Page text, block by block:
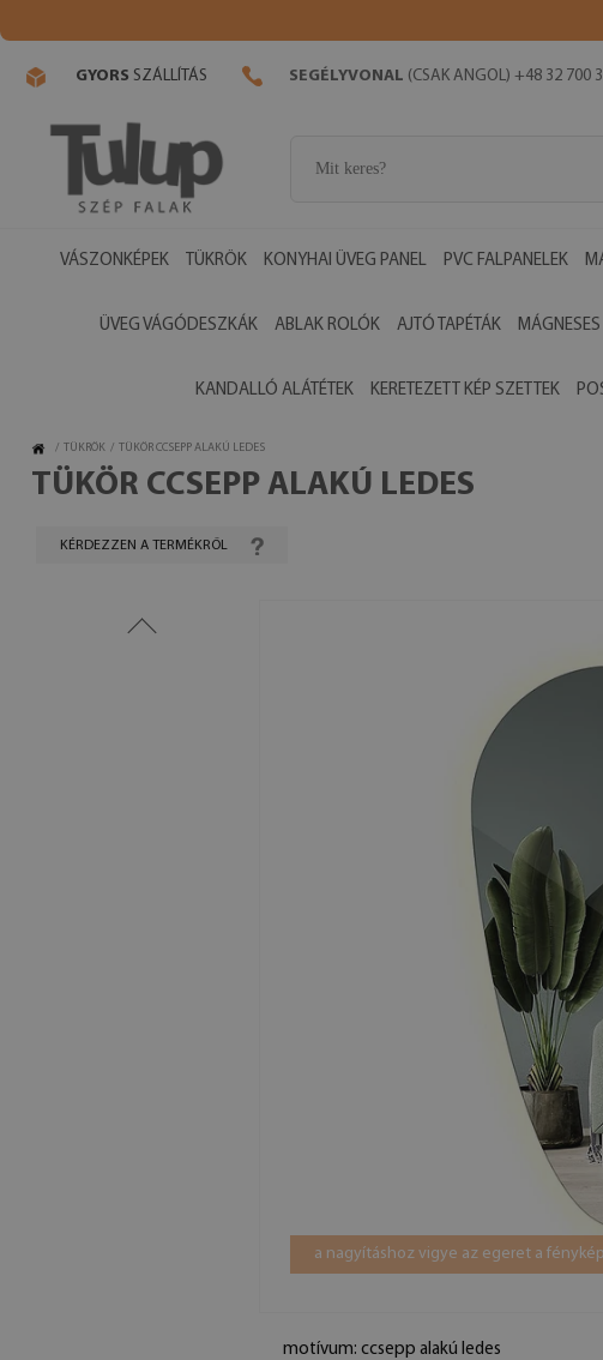
GYORS SZÁLLÍTÁS SEGÉLYVONAL (CSAK ANGOL) +48 32 700
VÁSZONKÉPEK TÜKRÖK KONYHAI ÜVEG PANEL PVC FALPANELEK
ÜVEG VÁGÓDESZKÁK ABLAK ROLÓK AJTÓ TAPÉTÁK
KANDALLÓ ALÁTÉTEK KERETEZETT KÉP SZETTEK
/ TÜKRÖK / TÜKÖR CCSEPP ALAKÚ LEDES
TÜKÖR CCSEPP ALAKÚ LEDES
KÉRDEZZEN A TERMÉKRŐL
a nagyításhoz vigye az egeret a
motívum: ccsepp alakú ledes